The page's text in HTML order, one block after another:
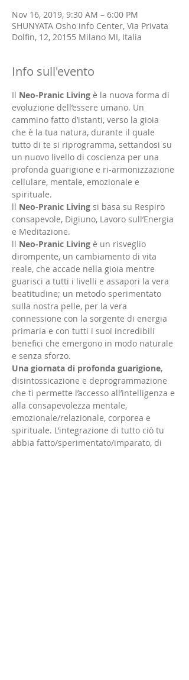
Nov 16, 2019, 9:30 AM – 6:00 PM
SHUNYATA Osho info Center, Via Privata
Dolfin, 12, 20155 Milano MI, Italia
Info sull'evento
Il Neo-Pranic Living è la nuova forma di
evoluzione dell’essere umano. Un
cammino fatto d’istanti, verso la gioia
che è la tua natura, durante il quale
tutto di te si riprogramma, settandosi su
un nuovo livello di coscienza per una
profonda guarigione e ri-armonizzazione
cellulare, mentale, emozionale e
spirituale.
ll Neo-Pranic Living si basa su Respiro
consapevole, Digiuno, Lavoro sull’Energia
e Meditazione.
ll Neo-Pranic Living è un risveglio
dirompente, un cambiamento di vita
reale, che accade nella gioia mentre
guarisci a tutti i livelli e assapori la vera
beatitudine; un metodo sperimentato
sulla nostra pelle, per la vera
connessione con la sorgente di energia
primaria e con tutti i suoi incredibili
benefici che emergono in modo naturale
e senza sforzo.
Una giornata di profonda guarigione,
disintossicazione e deprogrammazione
che ti permette l’accesso all’intelligenza e
alla consapevolezza mentale,
emozionale/relazionale, corporea e
spirituale. L’integrazione di tutto ciò tu
abbia fatto/sperimentato/imparato, di